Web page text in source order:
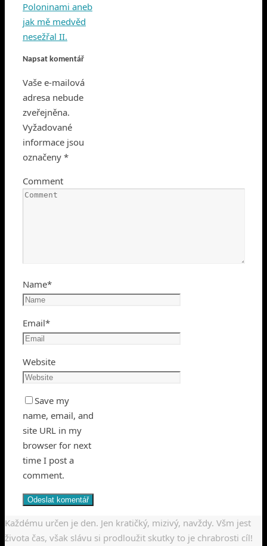
Poloninami aneb
jak mě medvěd
nesežřal II.
Napsat komentář
Vaše e-mailová
adresa nebude
zveřejněna.
Vyžadované
informace jsou
označeny *
Comment
Name*
Email*
Website
Save my
name, email, and
site URL in my
browser for next
time I post a
comment.
Každému určen je den. Jen kratičký, mizivý, navždy. Všm jest
života čas, však slávu si prodloužit skutky to je chrabrosti cíl!